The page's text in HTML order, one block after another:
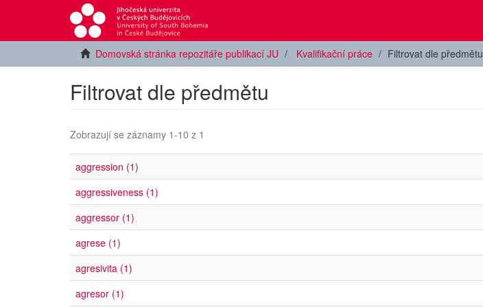
Domovská stránka repozitáře publikací JU Kvalifikační práce Filtrovat dle předmětu
Filtrovat dle předmětu
Zobrazují se záznamy 1-10 z 1
aggression (1)
aggressiveness (1)
aggressor (1)
agrese (1)
agresivita (1)
agresor (1)